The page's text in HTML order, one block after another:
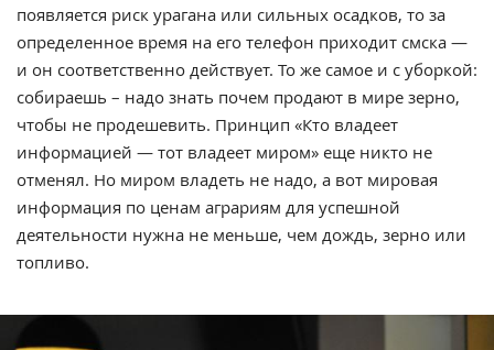
появляется риск урагана или сильных осадков, то за
определенное время на его телефон приходит смска —
и он соответственно действует. То же самое и с уборкой:
собираешь – надо знать почем продают в мире зерно,
чтобы не продешевить. Принцип «Кто владеет
информацией — тот владеет миром» еще никто не
отменял. Но миром владеть не надо, а вот мировая
информация по ценам аграриям для успешной
деятельности нужна не меньше, чем дождь, зерно или
топливо.